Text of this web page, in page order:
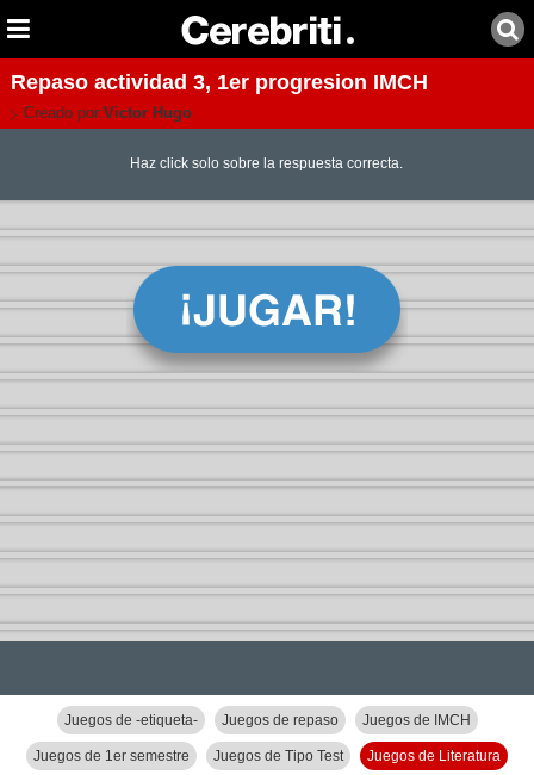
Repaso actividad 3, 1er progresion IMCH
Creado por:Victor Hugo
Haz click solo sobre la respuesta correcta.
Juegos de -etiqueta- Juegos de repaso Juegos de IMCH
Juegos de 1er semestre Juegos de Tipo Test Juegos de Literatura